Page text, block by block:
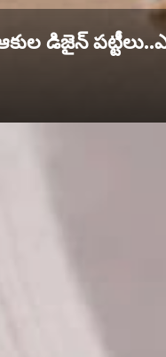
డిజైన్